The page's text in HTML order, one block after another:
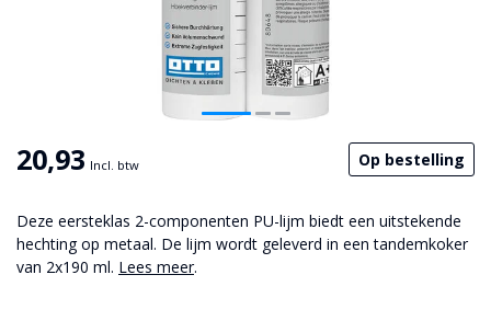
20,93 Incl. btw Op bestelling
Deze eersteklas 2-componenten PU-lijm biedt een uitstekende
hechting op metaal. De lijm wordt geleverd in een tandemkoker
van 2x190 ml. Lees meer.